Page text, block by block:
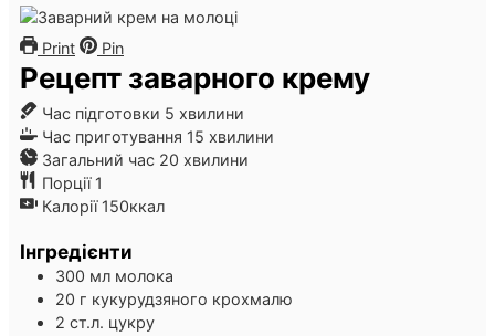
Print Pin
Рецепт заварного крему
Час підготовки 5 хвилини
хвилини
Час приготування 15 хвилини
хвилини
Загальний час 20 хвилини
хвилини
Порції 1
Калорії 150ккал
Інгредієнти
300 мл молока
20 г кукурудзяного крохмалю
2 ст.л. цукру